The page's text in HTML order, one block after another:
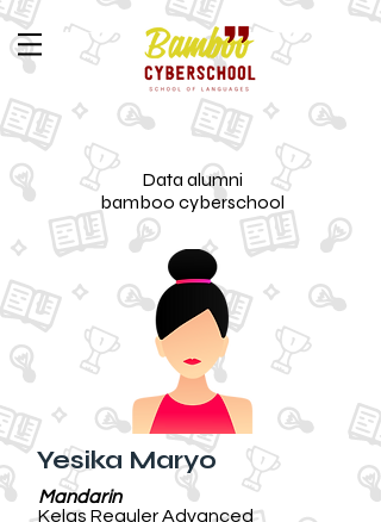
Data alumni
bamboo cyberschool
Yesika Maryo
Mandarin
Kelas Reguler Advanced